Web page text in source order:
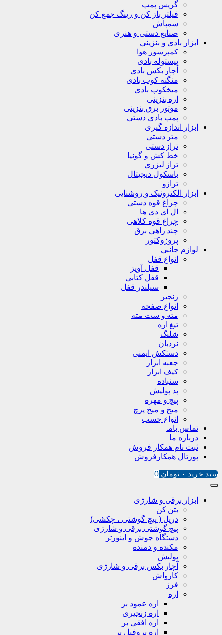
گریس پمپ
فیلتر باز کن و رینگ جمع کن
سمپاش
صنایع دستی و هنری
ابزار بادی و بنزینی
کمپرسور هوا
پیستوله بادی
آچار بکس بادی
منگنه کوب بادی
میخکوب بادی
اره بنزینی
موتور برق بنزینی
پمپ بادی دستی
ابزار اندازه گیری
متر دستی
تراز دستی
خط کش و گونیا
تراز لیزری
باسکول دیجیتال
ترازو
ابزار الکترونیک و روشنایی
چراغ قوه دستی
ال ای دی ها
چراغ قوه کلاهی
چند راهی برق
پروژوکتور
لوازم جانبی
انواع قفل
قفل آویز
قفل کتابی
سیلندر قفل
زنجیر
انواع صفحه
مته و ست مته
تیغ اره
شلنگ
نردبان
دستکش ایمنی
جعبه ابزار
کیف ابزار
سنباده
پد پولیش
پیچ و مهره
میخ و میخ پرچ
انواع چسب
تماس باما
درباره ما
ثبت نام همکار فروش
پورتال همکارفروش
سبد خرید ۰ تومان 0
ابزار برقی و شارژی
بتن کن
دریل ( پیچ گوشتی ، چکشی)
پیچ گوشتی برقی و شارژی
دستگاه جوش و اینورتر
مکنده و دمنده
پولیش
آچار بکس برقی و شارژی
کارواش
فرز
اره
اره عمود بر
اره زنجیری
اره افقی بر
اره پروفیل پر